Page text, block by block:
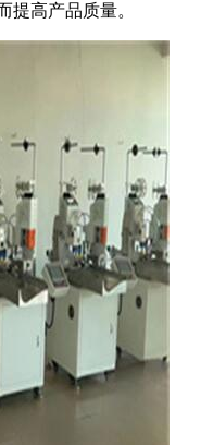
提高产品质量。